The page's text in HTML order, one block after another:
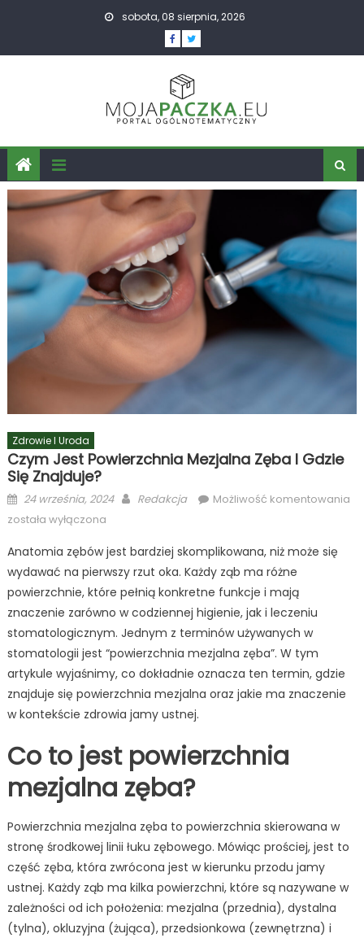
sobota, 08 sierpnia, 2026
Zdrowie I Uroda
Czym Jest Powierzchnia Mezjalna Zęba I Gdzie
Się Znajduje?
Posted
on
24 września, 2024 Author
Redakcja Możliwość komentowania
została wyłączona
Anatomia zębów jest bardziej skomplikowana, niż może się
wydawać na pierwszy rzut oka. Każdy ząb ma różne
powierzchnie, które pełnią konkretne funkcje i mają
znaczenie zarówno w codziennej higienie, jak i leczeniu
stomatologicznym. Jednym z terminów używanych w
stomatologii jest “powierzchnia mezjalna zęba”. W tym
artykule wyjaśnimy, co dokładnie oznacza ten termin, gdzie
znajduje się powierzchnia mezjalna oraz jakie ma znaczenie
w kontekście zdrowia jamy ustnej.
Co to jest powierzchnia
mezjalna zęba?
Powierzchnia mezjalna zęba to powierzchnia skierowana w
stronę środkowej linii łuku zębowego. Mówiąc prościej, jest to
część zęba, która zwrócona jest w kierunku przodu jamy
ustnej. Każdy ząb ma kilka powierzchni, które są nazywane w
zależności od ich położenia: mezjalna (przednia), dystalna
(tylna), okluzyjna (żująca), przedsionkowa (zewnętrzna) i